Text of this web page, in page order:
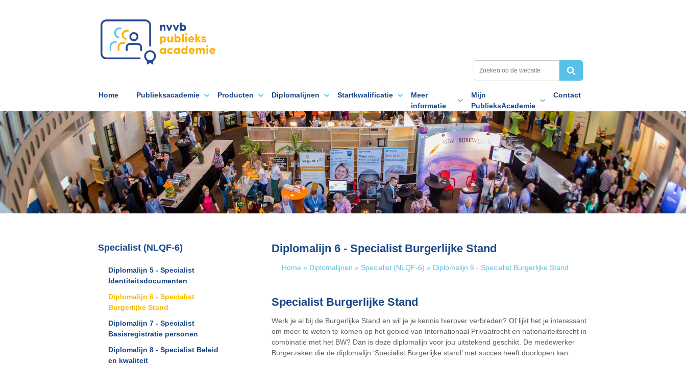
Home Publieksacademie Producten Diplomalijnen Startkwalificatie
Meer
informatie
Mijn
PublieksAcademie
Contact
Specialist (NLQF-6)
Diplomalijn 5 - Specialist
Identiteitsdocumenten
Diplomalijn 6 - Specialist
Burgerlijke Stand
Diplomalijn 7 - Specialist
Basisregistratie personen
Diplomalijn 8 - Specialist Beleid
en kwaliteit
Diplomalijn 6 - Specialist Burgerlijke Stand
Home » Diplomalijnen » Specialist (NLQF-6) » Diplomalijn 6 - Specialist Burgerlijke Stand
Specialist Burgerlijke Stand
Werk je al bij de Burgerlijke Stand en wil je je kennis hierover verbreden? Of lijkt het je interessant
om meer te weten te komen op het gebied van Internationaal Privaatrecht en nationaliteitsrecht in
combinatie met het BW? Dan is deze diplomalijn voor jou uitstekend geschikt. De medewerker
Burgerzaken die de diplomalijn ‘Specialist Burgerlijke stand’ met succes heeft doorlopen kan: